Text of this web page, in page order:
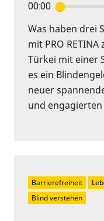
00:00
Was haben drei
mit PRO
Türkei mit einer
es ein
neuer
und
Barrierefreiheit
Blind verstehen